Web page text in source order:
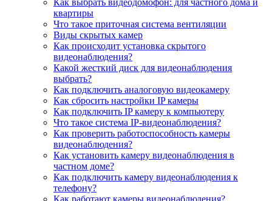
Как выбрать видеодомофон: для частного дома и
квартиры
Что такое приточная система вентиляции
Виды скрытых камер
Как происходит установка скрытого
видеонаблюдения?
Какой жесткий диск для видеонаблюдения
выбрать?
Как подключить аналоговую видеокамеру
Как сбросить настройки IP камеры
Как подключить IP камеру к компьютеру
Что такое система IP-видеонаблюдения?
Как проверить работоспособность камеры
видеонаблюдения?
Как установить камеру видеонаблюдения в
частном доме?
Как подключить камеру видеонаблюдения к
телефону?
Как работают камеры видеонаблюдения?